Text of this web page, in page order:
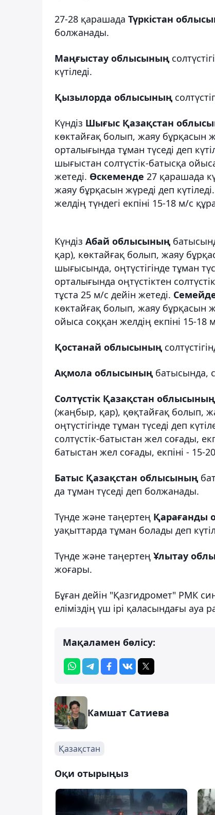
27-28 қарашада Түркістан
болжанады.
Маңғыстау облысының
күтіледі.
Қызылорда облысының
Күндіз Шығыс Қазақстан
көктайғақ болып, жаяу бұрқасын
орталығында тұман түседі деп
шығыстан солтүстік-батысқа
жетеді. Өскеменде 27 қарашада
жаяу бұрқасын жүреді деп
желдің түндегі екпіні 15-18 м/с
Күндіз Абай облысының
қар), көктайғақ болып, жаяу
шығысында, оңтүстігінде тұман
орталығында оңтүстіктен
тұста 25 м/с дейін жетеді.
көктайғақ болып, жаяу бұрқасын
ойыса соққан желдің екпіні 15-18
Қостанай облысының
Ақмола облысының батысында,
Солтүстік Қазақстан облысының
(жаңбыр, қар), қөқтайғақ болып,
оңтүстігінде тұман түседі деп
солтүстік-батыстан жел соғады,
батыстан жел соғады, екпіні - 15-
Батыс Қазақстан облысының
да тұман түседі деп болжанады.
Түнде және таңертең Қарағанды
уақыттарда тұман болады деп
Түнде және таңертең Ұлытау
жоғары.
Бұған дейін "Қазгидромет" РМК
еліміздің үш ірі қаласындағы
Мақаламен бөлісу:
Камшат Сатиева
Қазақстан
Оқи отырыңыз